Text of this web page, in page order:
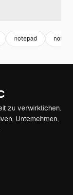
notepad
zu verwirklichen.
Unternehmen,